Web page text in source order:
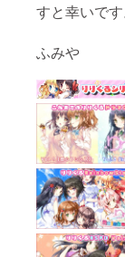
すと幸いです
ふみや